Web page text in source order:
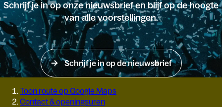
Schrijf je in op onze nieuwsbrief en blijf op de hoogte
van alle voorstellingen.
Schrijf je in op de nieuwsbrief
Toon route op Google Maps
Contact & openingsuren